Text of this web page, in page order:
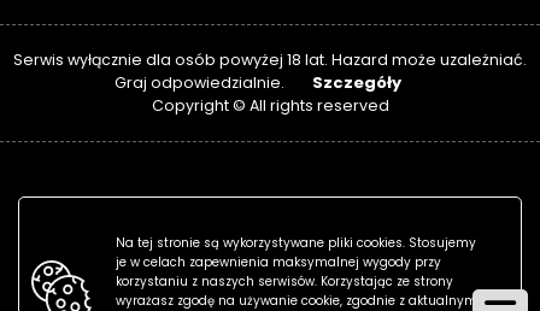
Serwis wyłącznie dla osób powyżej 18 lat. Hazard może uzależniać.
Graj odpowiedzialnie.
Szczegóły
Copyright © All rights reserved
Na tej stronie są wykorzystywane pliki cookies. Stosujemy
je w celach zapewnienia maksymalnej wygody przy
korzystaniu z naszych serwisów. Korzystając ze strony
wyrażasz zgodę na używanie cookie, zgodnie z aktualnymi